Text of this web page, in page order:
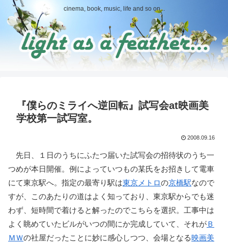
cinema, book, music, life and so on...
『僕らのミライへ逆回転』試写会at映画美
学校第一試写室。
2008.09.16
先日、１日のうちにふたつ届いた試写会の招待状のうち一
つめが本日開催。例によっていつもの某氏をお招きして電車
にて東京駅へ。指定の最寄り駅は東京メトロの京橋駅なので
すが、このあたりの道はよく知っており、東京駅からでも迷
わず、短時間で着けると解ったのでこちらを選択。工事中は
よく眺めていたビルがいつの間にか完成していて、それがＢ
ＭＷの社屋だったことに妙に感心しつつ、会場となる映画美